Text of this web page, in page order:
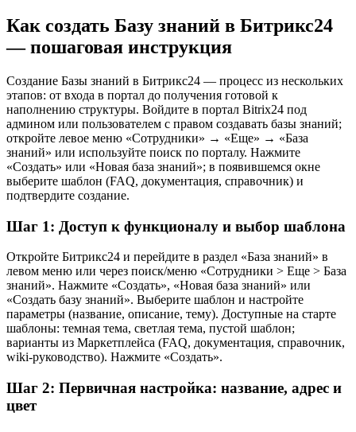
Как создать Базу знаний в Битрикс24
— пошаговая инструкция
Создание Базы знаний в Битрикс24 — процесс из нескольких
этапов: от входа в портал до получения готовой к
наполнению структуры. Войдите в портал Bitrix24 под
админом или пользователем с правом создавать базы знаний;
откройте левое меню «Сотрудники» → «Еще» → «База
знаний» или используйте поиск по порталу. Нажмите
«Создать» или «Новая база знаний»; в появившемся окне
выберите шаблон (FAQ, документация, справочник) и
подтвердите создание.
Шаг 1: Доступ к функционалу и выбор шаблона
Откройте Битрикс24 и перейдите в раздел «База знаний» в
левом меню или через поиск/меню «Сотрудники > Еще > База
знаний». Нажмите «Создать», «Новая база знаний» или
«Создать базу знаний». Выберите шаблон и настройте
параметры (название, описание, тему). Доступные на старте
шаблоны: темная тема, светлая тема, пустой шаблон;
варианты из Маркетплейса (FAQ, документация, справочник,
wiki-руководство). Нажмите «Создать».
Шаг 2: Первичная настройка: название, адрес и
цвет